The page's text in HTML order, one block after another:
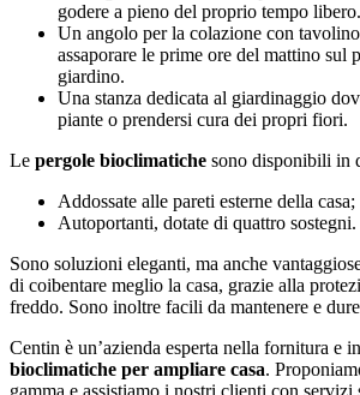
godere a pieno del proprio tempo libero.
Un angolo per la colazione con
assaporare le prime ore del mattino sul
giardino.
Una stanza dedicata al giardinaggio
piante o prendersi cura dei propri fiori.
Le pergole bioclimatiche sono disponibili in
Addossate alle pareti esterne della casa;
Autoportanti, dotate di quattro sostegni.
Sono soluzioni eleganti, ma anche
di coibentare meglio la casa, grazie alla
freddo. Sono inoltre facili da mantenere e
Centin è un’azienda esperta nella fornitura e
bioclimatiche per ampliare casa.